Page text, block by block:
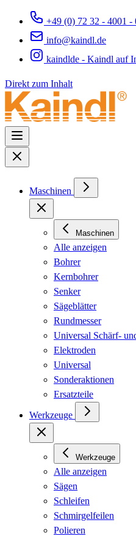
+49 (0) 72 32 - 4001 -
info@kaindl.de
kaindlde - Kaindl auf
Direkt zum Inhalt
Maschinen
Maschinen
Alle anzeigen
Bohrer
Kernbohrer
Senker
Sägeblätter
Rundmesser
Universal Schärf-
Elektroden
Universal
Sonderaktionen
Ersatzteile
Werkzeuge
Werkzeuge
Alle anzeigen
Sägen
Schleifen
Schmirgelfeilen
Polieren